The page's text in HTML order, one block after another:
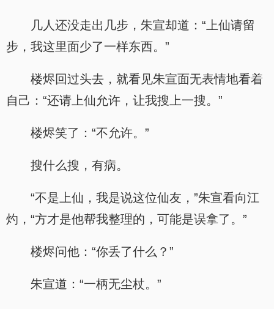
几人还没走出几步，朱宣却道：“上仙请留
步，我这里面少了一样东西。”
楼烬回过头去，就看见朱宣面无表情地看着
自己：“还请上仙允许，让我搜上一搜。”
楼烬笑了：“不允许。”
搜什么搜，有病。
“不是上仙，我是说这位仙友，”朱宣看向江
灼，“方才是他帮我整理的，可能是误拿了。”
楼烬问他：“你丢了什么？”
朱宣道：“一柄无尘杖。”